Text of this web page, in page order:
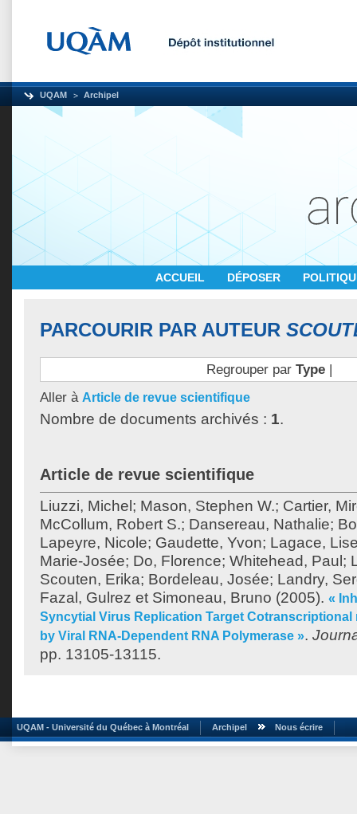
UQAM Archipel
ACCUEIL DÉPOSER
PARCOURIR PAR AUTEUR
Regrouper par Type|
Aller à Article de revue scientifique
Nombre de documents archivés : 1.
Article de revue scientifique
Liuzzi, Michel ; Mason, Stephen W.; Cartier,
McCollum, Robert S.; Dansereau, Nathalie;
Lapeyre, Nicole; Gaudette, Yvon; Lagace,
Marie-Josée; Do, Florence; Whitehead, Paul ;
Scouten, Erika; Bordeleau, Josée; Landry,
Fazal, Gulrez et Simoneau, Bruno (2005). «
Syncytial Virus Replication Target Cotranscriptional
by Viral RNA-Dependent RNA Polymerase ».
pp. 13105-13115.
UQAM - Université du Québec à Montréal Archipel Nous écrire